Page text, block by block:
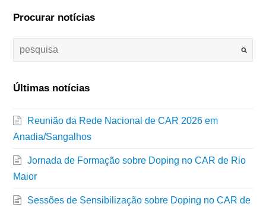
Procurar notícias
Últimas notícias
Reunião da Rede Nacional de CAR 2026 em
Anadia/Sangalhos
Jornada de Formação sobre Doping no CAR de Rio
Maior
Sessões de Sensibilização sobre Doping no CAR de